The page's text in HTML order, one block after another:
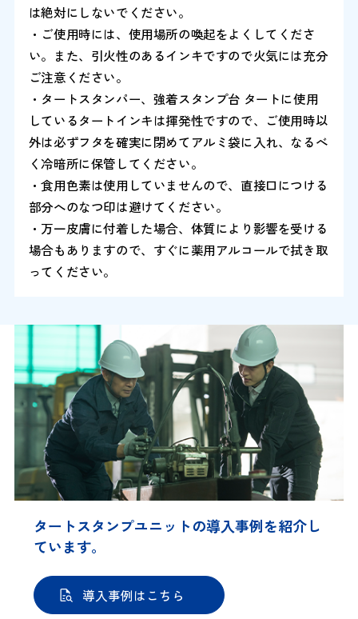
は絶対にしないでください。
・ご使用時には、使用場所の喚起をよくしてくださ
い。また、引火性のあるインキですので火気には充分
ご注意ください。
・タートスタンパー、強着スタンプ台 タートに使用
しているタートインキは揮発性ですので、ご使用時以
外は必ずフタを確実に閉めてアルミ袋に入れ、なるべ
く冷暗所に保管してください。
・食用色素は使用していませんので、直接口につける
部分へのなつ印は避けてください。
・万一皮膚に付着した場合、体質により影響を受ける
場合もありますので、すぐに薬用アルコールで拭き取
ってください。
タートスタンプユニットの導入事例を紹介し
ています。
導入事例はこちら